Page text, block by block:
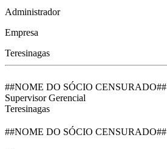
Administrador
Empresa
Teresinagas
##NOME DO SÓCIO CENSURADO##
Supervisor Gerencial
Teresinagas
##NOME DO SÓCIO CENSURADO##